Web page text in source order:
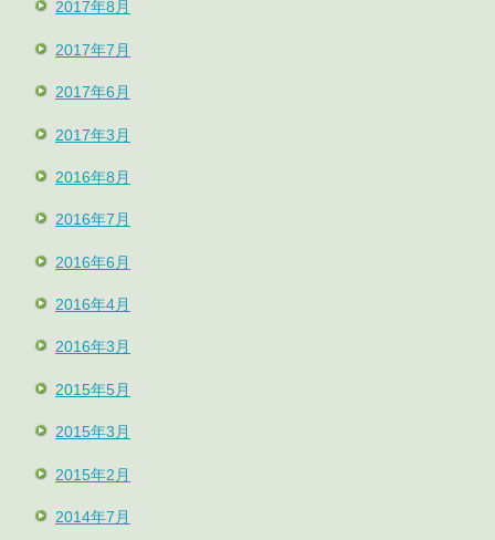
2017年8月
2017年7月
2017年6月
2017年3月
2016年8月
2016年7月
2016年6月
2016年4月
2016年3月
2015年5月
2015年3月
2015年2月
2014年7月